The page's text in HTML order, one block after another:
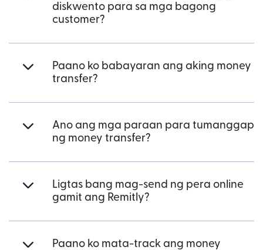
diskwento para sa mga bagong
customer?
Paano ko babayaran ang aking money
transfer?
Ano ang mga paraan para tumanggap
ng money transfer?
Ligtas bang mag-send ng pera online
gamit ang Remitly?
Paano ko mata-track ang money